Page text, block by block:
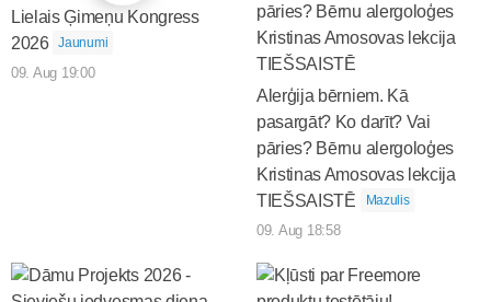
Lielais Ģimeņu Kongress
2026
Jaunumi
09. Aug 19:00
Alerģija bērniem. Kā
pasargāt? Ko darīt? Vai
pāries? Bērnu alergoloģes
Kristinas Amosovas lekcija
TIEŠSAISTĒ
Mazulis
09. Aug 18:58